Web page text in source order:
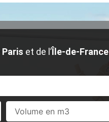
Paris et de l’Île-de-France
Volume